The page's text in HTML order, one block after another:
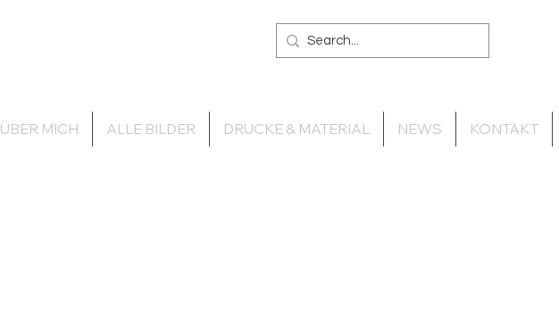
ÜBER MICH ALLE BILDER DRUCKE & MATERIAL NEWS KONTAKT